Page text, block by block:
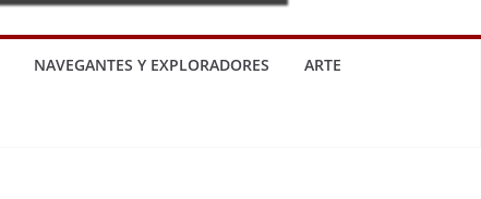
NAVEGANTES Y EXPLORADORES ARTE